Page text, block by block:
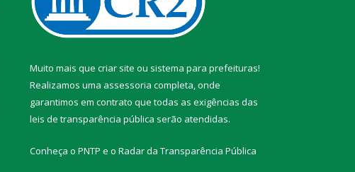
Muito mais que criar site ou sistema para prefeituras!
Realizamos uma assessoria completa, onde
garantimos em contrato que todas as exigências das
leis de transparência pública serão atendidas.
Conheça o PNTP e o Radar da Transparência Pública